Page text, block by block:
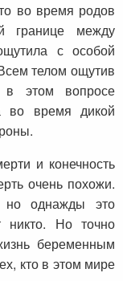
во время родов
границе между
с особой
телом ощутив
в этом вопросе
во время дикой
и конечность
очень похожи.
однажды это
никто. Но точно
беременным
кто в этом мире